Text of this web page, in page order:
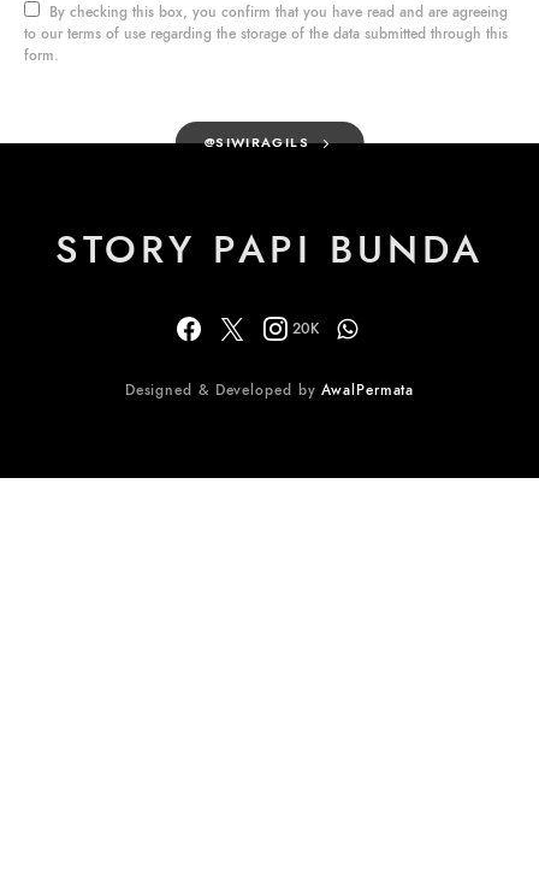
By checking this box, you confirm that you have read and are agreeing
to our terms of use regarding the storage of the data submitted through this
form.
@SIWIRAGILS
STORY PAPI BUNDA
20K
Designed & Developed byAwalPermata